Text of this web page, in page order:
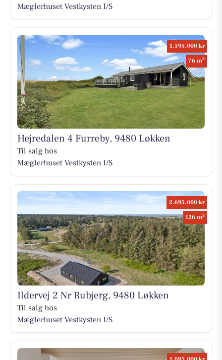
Mæglerhuset Vestkysten I/S
1.595.000 kr
76 m2
Hejredalen 4 Furreby, 9480 Løkken
Til salg hos
Mæglerhuset Vestkysten I/S
2.695.000 kr
126 m2
Ildervej 2 Nr Rubjerg, 9480 Løkken
Til salg hos
Mæglerhuset Vestkysten I/S